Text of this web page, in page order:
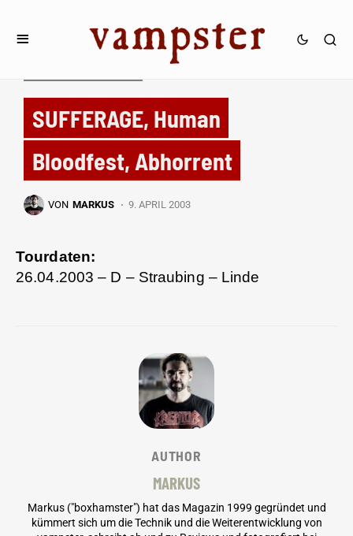
SUFFERAGE, Human
Bloodfest, Abhorrent
VON MARKUS 9. APRIL 2003
Tourdaten:
26.04.2003 – D – Straubing – Linde
AUTHOR
MARKUS
Markus ("boxhamster") hat das Magazin 1999 gegründet und
kümmert sich um die Technik und die Weiterentwicklung von